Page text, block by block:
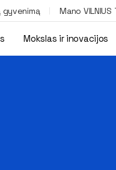
gyvenimą Mano VILNIUS
Mokslas ir inovacijos